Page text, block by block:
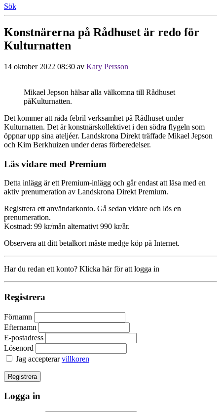
Sök
Konstnärerna på Rådhuset är redo för
Kulturnatten
14 oktober 2022 08:30 av Kary Persson
Mikael Jepson hälsar alla välkomna till Rådhuset
påKulturnatten.
Det kommer att råda febril verksamhet på Rådhuset under
Kulturnatten. Det är konstnärskollektivet i den södra flygeln som
öppnar upp sina ateljéer. Landskrona Direkt träffade Mikael Jepson
och Kim Berkhuizen under deras förberedelser.
Läs vidare med Premium
Detta inlägg är ett Premium-inlägg och går endast att läsa med en
aktiv prenumeration av Landskrona Direkt Premium.
Registrera ett användarkonto. Gå sedan vidare och lös en
prenumeration.
Kostnad: 99 kr/mån alternativt 990 kr/år.
Observera att ditt betalkort måste medge köp på Internet.
Har du redan ett konto? Klicka här för att logga in
Registrera
Förnamn
Efternamn
E-postadress
Lösenord
Jag accepterarvillkoren
Logga in